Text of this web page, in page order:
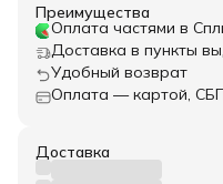
Преимущества
Оплата частями в
Доставка в пункты
Удобный возврат
Оплата — картой,
Доставка